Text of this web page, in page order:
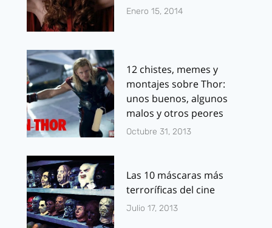
Enero 15, 2014
12 chistes, memes y
montajes sobre Thor:
unos buenos, algunos
malos y otros peores
Octubre 31, 2013
Las 10 máscaras más
terroríficas del cine
Julio 17, 2013